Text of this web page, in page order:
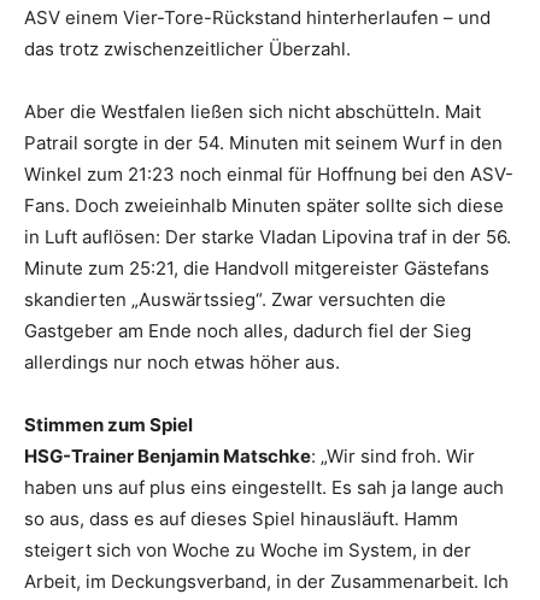
ASV einem Vier-Tore-Rückstand hinterherlaufen – und
das trotz zwischenzeitlicher Überzahl.
Aber die Westfalen ließen sich nicht abschütteln. Mait
Patrail sorgte in der 54. Minuten mit seinem Wurf in den
Winkel zum 21:23 noch einmal für Hoffnung bei den ASV-
Fans. Doch zweieinhalb Minuten später sollte sich diese
in Luft auflösen: Der starke Vladan Lipovina traf in der 56.
Minute zum 25:21, die Handvoll mitgereister Gästefans
skandierten „Auswärtssieg“. Zwar versuchten die
Gastgeber am Ende noch alles, dadurch fiel der Sieg
allerdings nur noch etwas höher aus.
Stimmen zum Spiel
HSG-Trainer Benjamin Matschke: „Wir sind froh. Wir
haben uns auf plus eins eingestellt. Es sah ja lange auch
so aus, dass es auf dieses Spiel hinausläuft. Hamm
steigert sich von Woche zu Woche im System, in der
Arbeit, im Deckungsverband, in der Zusammenarbeit. Ich